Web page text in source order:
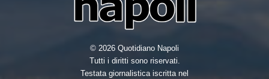
© 2026 Quotidiano Napoli
Tutti i diritti sono riservati.
Testata giornalistica iscritta nel